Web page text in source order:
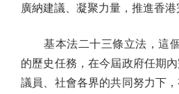
廣納建議、凝聚力量，推進香港
基本法二十三條立法，這個
的歷史任務，在今屆政府任期
議員、社會各界的共同努力下